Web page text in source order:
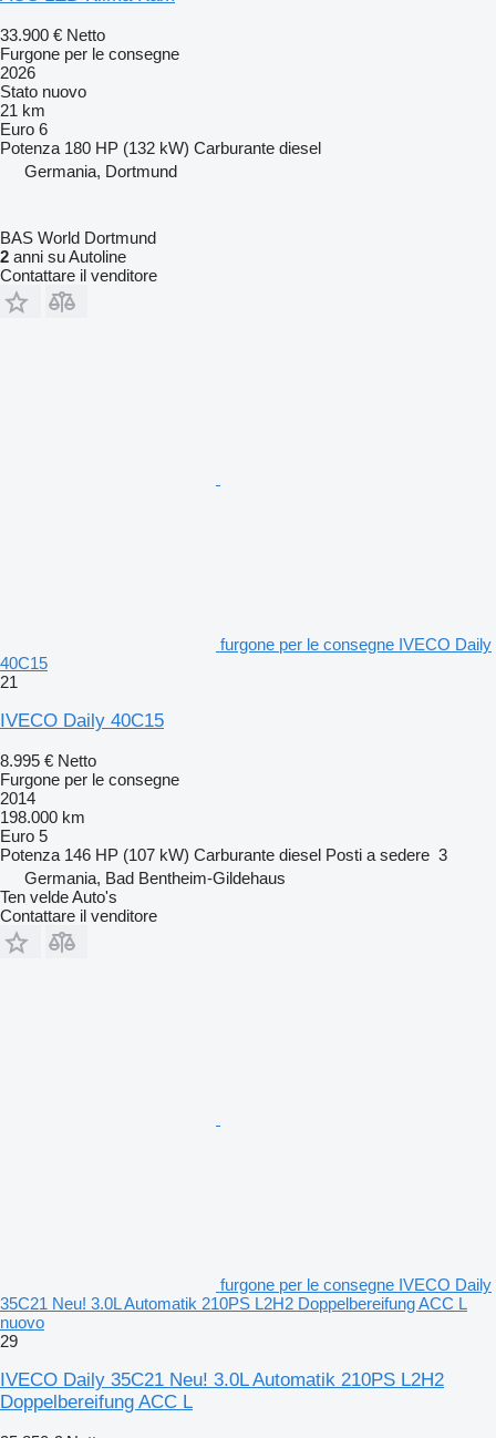
33.900 € Netto
Furgone per le consegne
2026
Stato nuovo
21 km
Euro 6
Potenza 180 HP (132 kW) Carburante diesel
Germania, Dortmund
BAS World Dortmund
2 anni su Autoline
Contattare il venditore
furgone per le consegne IVECO Daily
40C15
21
IVECO Daily 40C15
8.995 € Netto
Furgone per le consegne
2014
198.000 km
Euro 5
Potenza 146 HP (107 kW) Carburante diesel Posti a sedere 3
Germania, Bad Bentheim-Gildehaus
Ten velde Auto's
Contattare il venditore
furgone per le consegne IVECO Daily
35C21 Neu! 3.0L Automatik 210PS L2H2 Doppelbereifung ACC L
nuovo
29
IVECO Daily 35C21 Neu! 3.0L Automatik 210PS L2H2
Doppelbereifung ACC L